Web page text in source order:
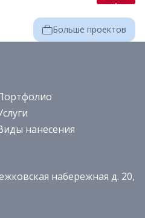
Больше проектов
нанесения
набережная д. 20,